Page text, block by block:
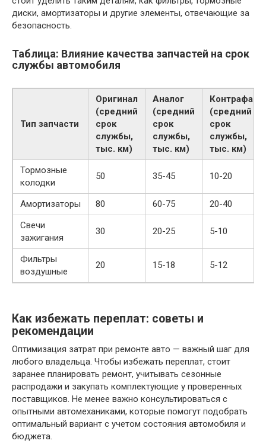
диски, амортизаторы и другие элементы, отвечающие за
безопасность.
Таблица: Влияние качества запчастей на срок
службы автомобиля
Тип запчасти
Оригинал
(средний
срок
службы,
тыс. км)
Аналог
(средний
срок
службы,
тыс. км)
Контрафакт
(средний
срок
службы,
тыс. км)
Тормозные
колодки
50 35-45 10-20
Амортизаторы 80 60-75
20-40
Свечи
зажигания
30 20-25 5-10
Фильтры
воздушные
20 15-18 5-12
Как избежать переплат: советы и
рекомендации
Оптимизация затрат при ремонте авто — важный шаг для
любого владельца. Чтобы избежать переплат, стоит
заранее планировать ремонт, учитывать сезонные
распродажи и закупать комплектующие у проверенных
поставщиков. Не менее важно консультироваться с
опытными автомеханиками, которые помогут подобрать
оптимальный вариант с учетом состояния автомобиля и
бюджета.